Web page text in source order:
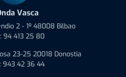
Vasca
2 - 1º 48008 Bilbao
94 413 25 80
23-25 20018 Donostia
943 42 36 44